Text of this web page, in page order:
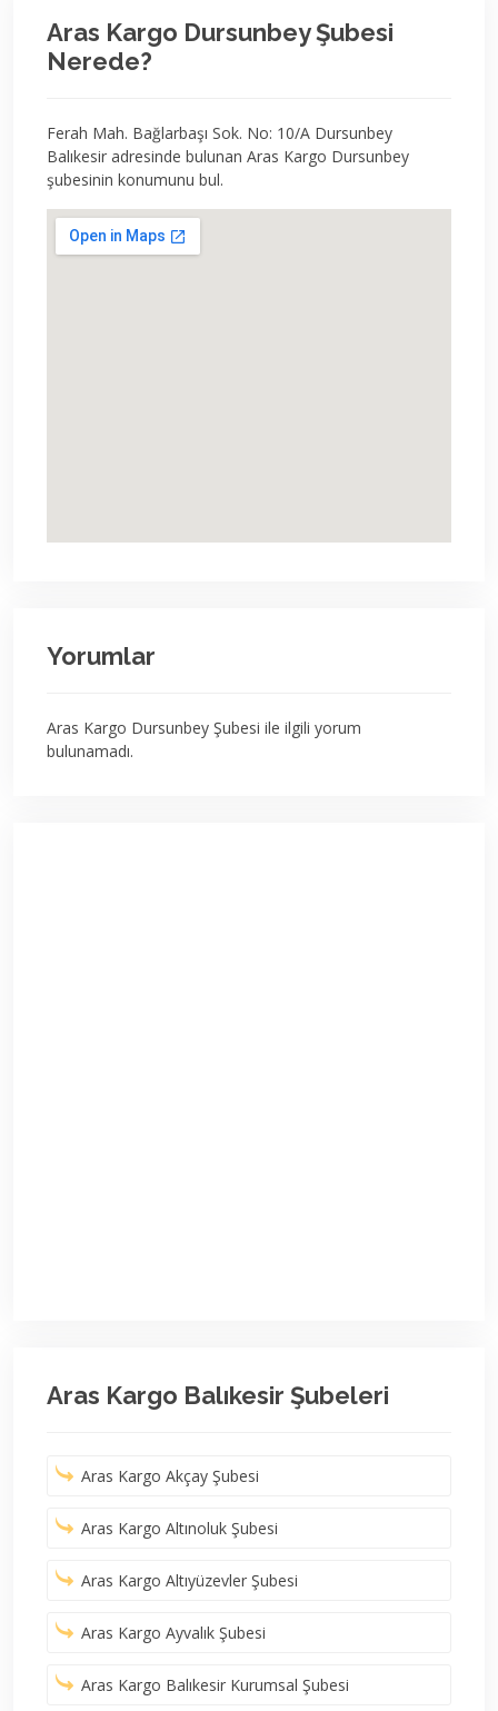
Aras Kargo Dursunbey Şubesi
Nerede?
Ferah Mah. Bağlarbaşı Sok. No: 10/A Dursunbey
Balıkesir adresinde bulunan Aras Kargo Dursunbey
şubesinin konumunu bul.
Yorumlar
Aras Kargo Dursunbey Şubesi ile ilgili yorum
bulunamadı.
Aras Kargo Balıkesir Şubeleri
Aras Kargo Akçay Şubesi
Aras Kargo Altınoluk Şubesi
Aras Kargo Altıyüzevler Şubesi
Aras Kargo Ayvalık Şubesi
Aras Kargo Balıkesir Kurumsal Şubesi